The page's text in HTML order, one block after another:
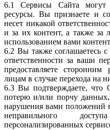
6.1 Сервисы Сайта могут
ресурсы. Вы признаете и
несет никакой
и за их контент, а также за
использованием вами
6.2 Вы также соглашаетесь
ответственности за ваши
предоставляете
лицам в случае перехода на
6.3 Вы подтверждаете, что
потерю и/или порчу данных,
нарушения вами положений
неправильного
персонализированных